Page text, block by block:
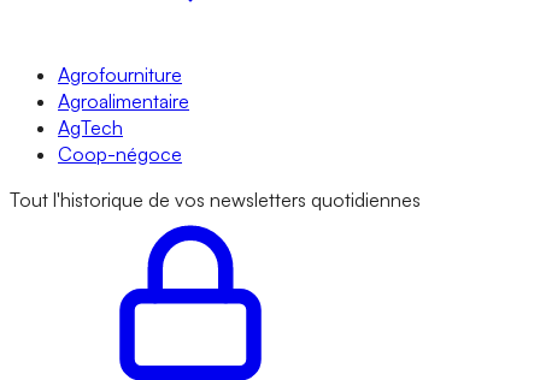
Agrofourniture
Agroalimentaire
AgTech
Coop-négoce
Tout l'historique de vos newsletters quotidiennes